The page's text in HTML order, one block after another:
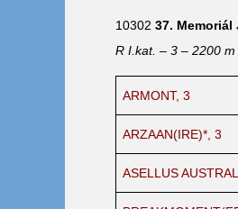
10302 37. Memoriál
R I.kat. – 3 – 2200
ARMONT, 3
ARZAAN(IRE)*, 3
ASELLUS